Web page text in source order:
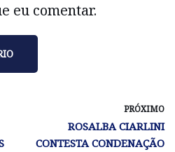
eu comentar.
PRÓXIMO
ROSALBA CIARLINI
CONTESTA CONDENAÇÃO